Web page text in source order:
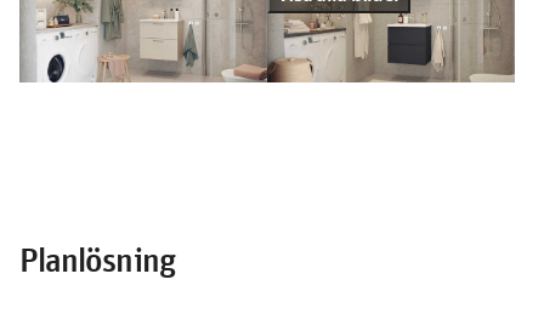
Planlösning